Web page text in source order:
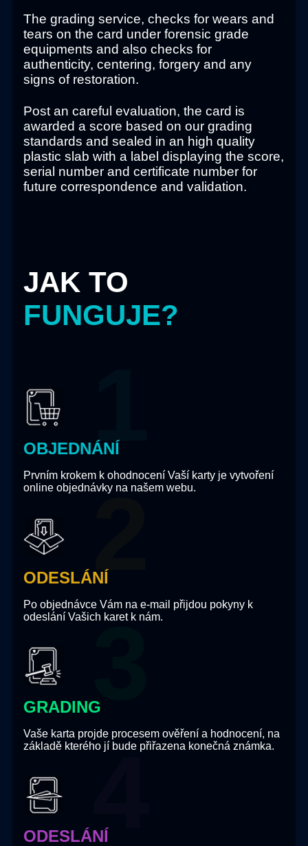
The grading service, checks for wears and
tears on the card under forensic grade
equipments and also checks for
authenticity, centering, forgery and any
signs of restoration.
Post an careful evaluation, the card is
awarded a score based on our grading
standards and sealed in an high quality
plastic slab with a label displaying the score,
serial number and certificate number for
future correspondence and validation.
JAK TO
FUNGUJE?
OBJEDNÁNÍ
Prvním krokem k ohodnocení Vaší karty je vytvoření
online objednávky na našem webu.
ODESLÁNÍ
Po objednávce Vám na e-mail přijdou pokyny k
odeslání Vašich karet k nám.
GRADING
Vaše karta projde procesem ověření a hodnocení, na
základě kterého jí bude přiřazena konečná známka.
ODESLÁNÍ